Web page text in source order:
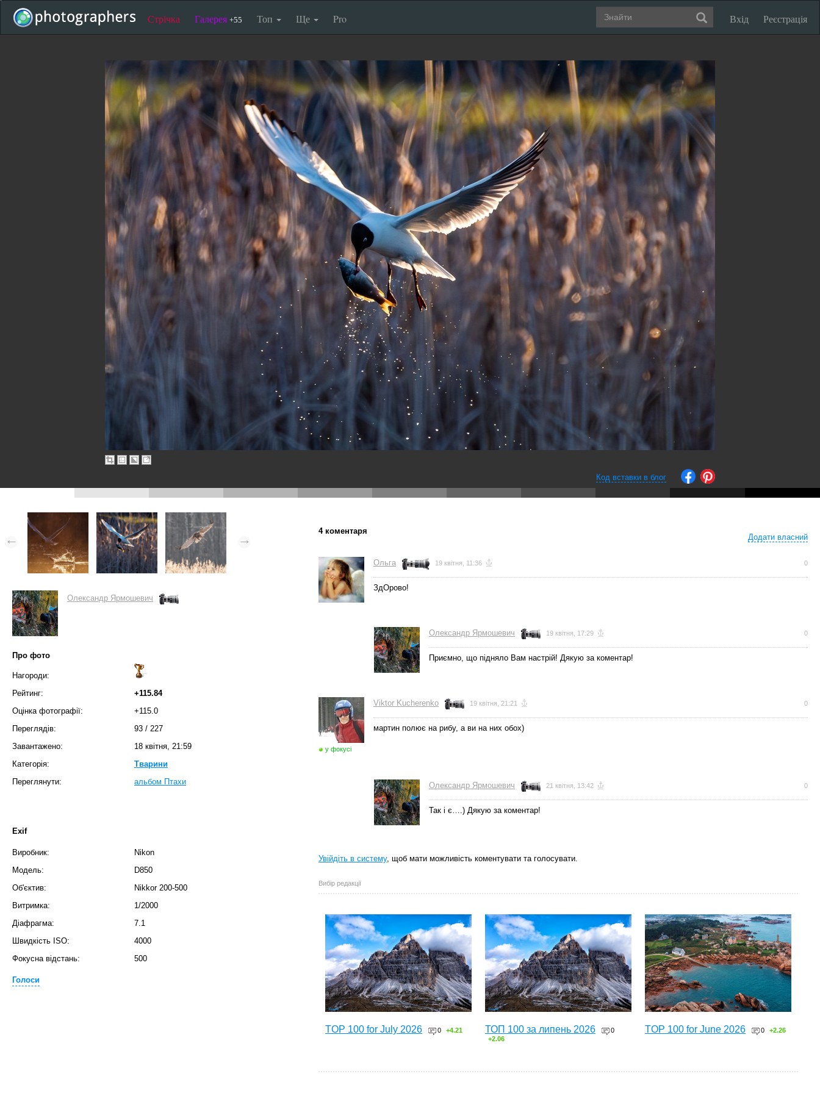
Стрічка Галерея +55 Топ Ще Pro Вхід Реєстрація
Код вставки в блог
Олександр Ярмошевич
Про фото
Нагороди:
Рейтинг:
+115.84
Оцінка фотографії:
+115.0
Переглядів:
93 / 227
Завантажено:
18 квітня, 21:59
Категорія:
Тварини
Переглянути:
альбом Птахи
Exif
Виробник:
Nikon
Модель:
D850
Об'єктив:
Nikkor 200-500
Витримка:
1/2000
Діафрагма:
7.1
Швидкість ISO:
4000
Фокусна відстань:
500
Голоси
4 коментаря
Додати власний
Ольга 19 квітня, 11:36 0
ЗдОрово!
Олександр Ярмошевич 19 квітня, 17:29 0
Приємно, що підняло Вам настрій! Дякую за коментар!
у фокусі
Viktor Kucherenko 19 квітня, 21:21 0
мартин полює на рибу, а ви на них обох)
Олександр Ярмошевич 21 квітня, 13:42 0
Так і є….) Дякую за коментар!
Увійдіть в систему, щоб мати можливість коментувати та голосувати.
Вибір редакції
TOP 100 for July 2026 0 +4.21 ТОП 100 за липень 2026
0
+2.06
TOP 100 for June 2026 0 +2.26